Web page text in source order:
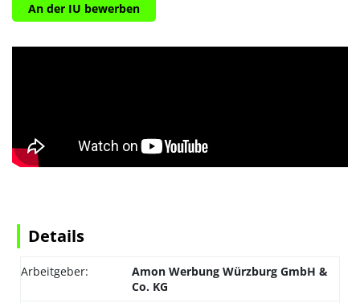
An der IU bewerben
Details
Arbeitgeber:
Amon Werbung Würzburg GmbH &
Co. KG